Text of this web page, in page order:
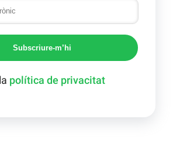
Subscriure-m’hi
política de privacitat